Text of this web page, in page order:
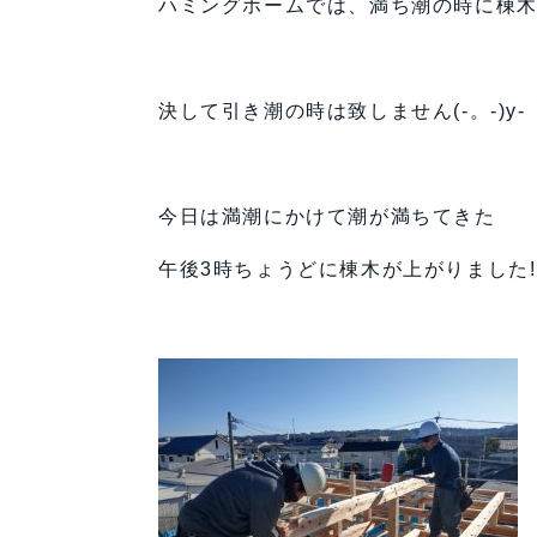
ハミングホームでは、満ち潮の時に棟
決して引き潮の時は致しません(-。-)y-
今日は満潮にかけて潮が満ちてきた
午後3時ちょうどに棟木が上がりまし